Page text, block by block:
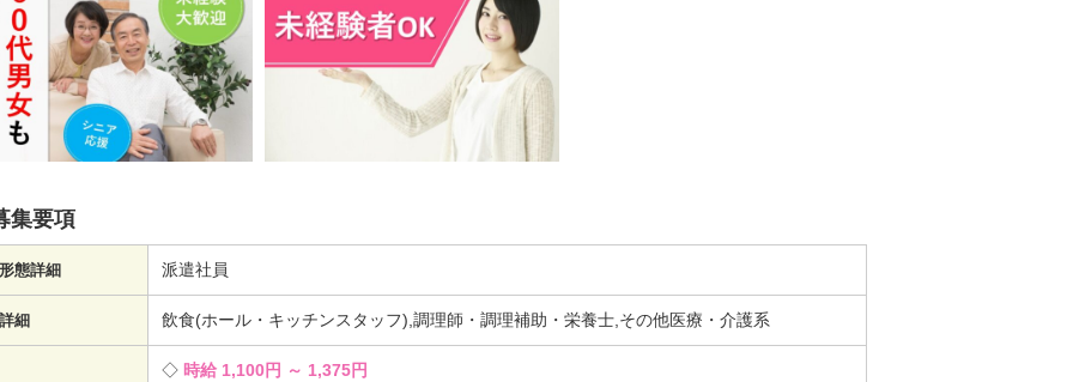
集要項
態詳細 派遣社員
細 飲食(ホール・キッチンスタッフ),調理師・調理補助・栄養士,その他医療・介護系
時給 1,100円 ～ 1,375円